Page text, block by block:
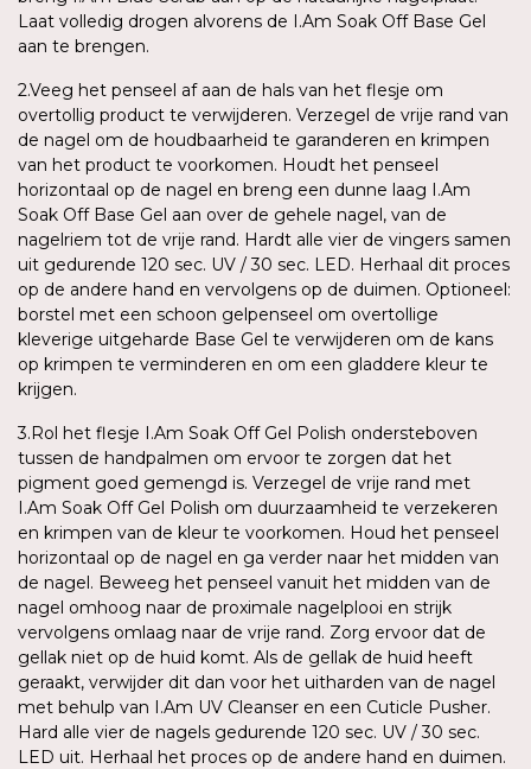
Laat volledig drogen alvorens de I.Am Soak Off Base Gel
aan te brengen.
2.Veeg het penseel af aan de hals van het flesje om
overtollig product te verwijderen. Verzegel de vrije rand van
de nagel om de houdbaarheid te garanderen en krimpen
van het product te voorkomen. Houdt het penseel
horizontaal op de nagel en breng een dunne laag I.Am
Soak Off Base Gel aan over de gehele nagel, van de
nagelriem tot de vrije rand. Hardt alle vier de vingers samen
uit gedurende 120 sec. UV / 30 sec. LED. Herhaal dit proces
op de andere hand en vervolgens op de duimen. Optioneel:
borstel met een schoon gelpenseel om overtollige
kleverige uitgeharde Base Gel te verwijderen om de kans
op krimpen te verminderen en om een gladdere kleur te
krijgen.
3.Rol het flesje I.Am Soak Off Gel Polish ondersteboven
tussen de handpalmen om ervoor te zorgen dat het
pigment goed gemengd is. Verzegel de vrije rand met
I.Am Soak Off Gel Polish om duurzaamheid te verzekeren
en krimpen van de kleur te voorkomen. Houd het penseel
horizontaal op de nagel en ga verder naar het midden van
de nagel. Beweeg het penseel vanuit het midden van de
nagel omhoog naar de proximale nagelplooi en strijk
vervolgens omlaag naar de vrije rand. Zorg ervoor dat de
gellak niet op de huid komt. Als de gellak de huid heeft
geraakt, verwijder dit dan voor het uitharden van de nagel
met behulp van I.Am UV Cleanser en een Cuticle Pusher.
Hard alle vier de nagels gedurende 120 sec. UV / 30 sec.
LED uit. Herhaal het proces op de andere hand en duimen.